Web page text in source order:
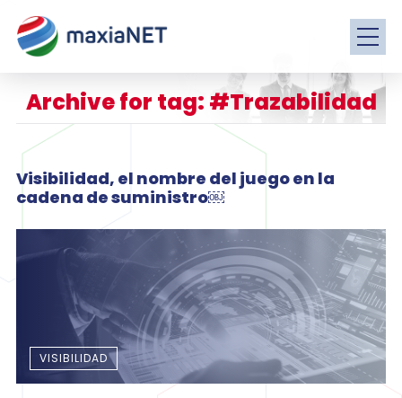
Archive for tag: #Trazabilidad
Visibilidad, el nombre del juego en la
cadena de suministro￼
VISIBILIDAD